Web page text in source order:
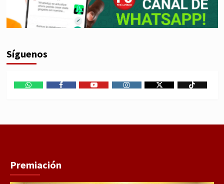
Síguenos
Premiación